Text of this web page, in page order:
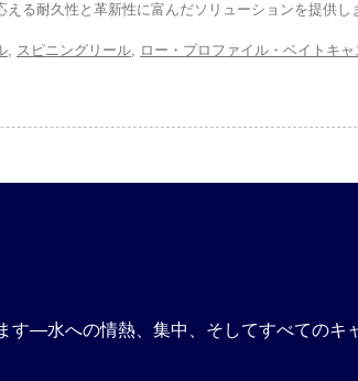
る耐久性と革新性に富んだソリューションを提供し
, スピニングリール, ロー・プロファイル・ベイトキ
す—水への情熱、集中、そしてすべてのキ